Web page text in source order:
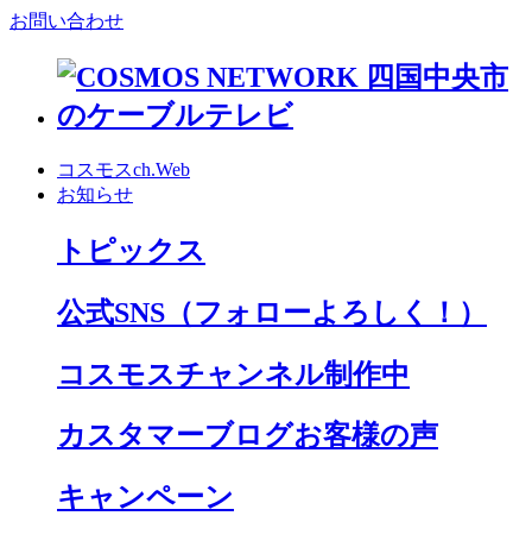
お問い合わせ
コスモスch.Web
お知らせ
トピックス
公式SNS （フォローよろしく！）
コスモスチャンネル制作中
カスタマーブログお客様の声
キャンペーン